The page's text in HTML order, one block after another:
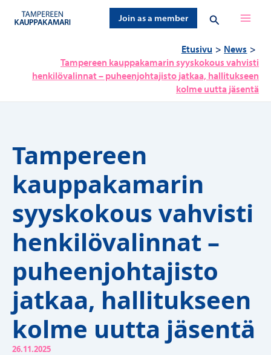
sisältöön
Join as a member Hae
Etusivu
News
Tampereen kauppakamarin syyskokous vahvisti
henkilövalinnat – puheenjohtajisto jatkaa, hallitukseen
kolme uutta jäsentä
Tampereen
kauppakamarin
syyskokous vahvisti
henkilövalinnat –
puheenjohtajisto
jatkaa, hallitukseen
kolme uutta jäsentä
26.11.2025